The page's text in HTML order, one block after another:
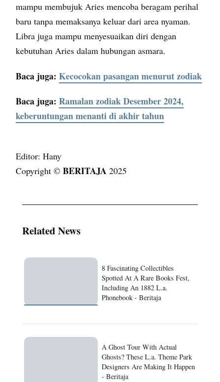
mampu membujuk Aries mencoba beragam perihal
baru tanpa memaksanya keluar dari area nyaman.
Libra juga mampu menyesuaikan diri dengan
kebutuhan Aries dalam hubungan asmara.
Baca juga: Kecocokan pasangan menurut zodiak
Baca juga: Ramalan zodiak Desember 2024,
keberuntungan menanti di akhir tahun
Editor: Hany
Copyright © BERITAJA 2025
Related News
8 Fascinating Collectibles
Spotted At A Rare Books Fest,
Including An 1882 L.a.
Phonebook - Beritaja
A Ghost Tour With Actual
Ghosts? These L.a. Theme Park
Designers Are Making It Happen
- Beritaja